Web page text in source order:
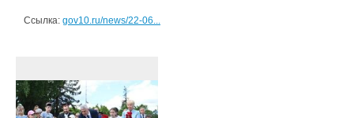
Ссылка: gov10.ru/news/22-06...